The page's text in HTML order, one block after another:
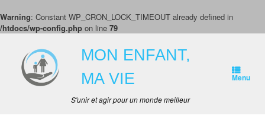
Warning: Constant WP_CRON_LOCK_TIMEOUT already defined in
/htdocs/wp-config.php on line 79
content
MON ENFANT,
MA VIE
S'unir et agir pour un monde meilleur
Menu